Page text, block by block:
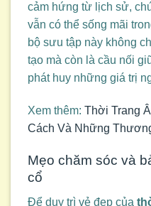
cảm hứng từ lịch sử,
vẫn có thể sống mãi
bộ sưu tập này không
tạo mà còn là cầu nối
phát huy những giá trị
Xem thêm: Thời Trang
Cách Và Những
Mẹo chăm sóc và
cổ
Để duy trì vẻ đẹp của